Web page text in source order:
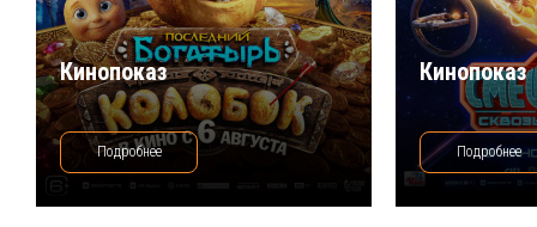
Кинопоказ
Подробнее
Кинопоказ
Подробнее